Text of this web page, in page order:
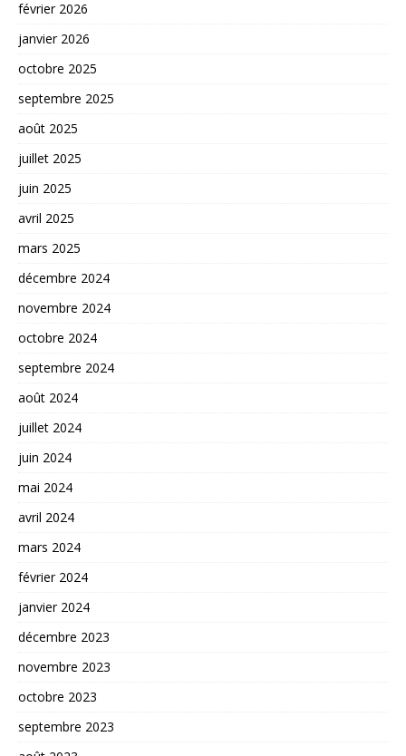
février 2026
janvier 2026
octobre 2025
septembre 2025
août 2025
juillet 2025
juin 2025
avril 2025
mars 2025
décembre 2024
novembre 2024
octobre 2024
septembre 2024
août 2024
juillet 2024
juin 2024
mai 2024
avril 2024
mars 2024
février 2024
janvier 2024
décembre 2023
novembre 2023
octobre 2023
septembre 2023